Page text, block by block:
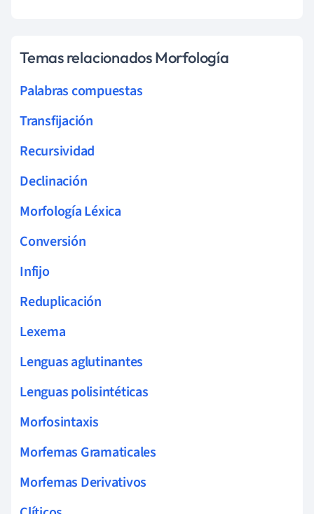
Temas relacionados Morfología
Palabras compuestas
Transfijación
Recursividad
Declinación
Morfología Léxica
Conversión
Infijo
Reduplicación
Lexema
Lenguas aglutinantes
Lenguas polisintéticas
Morfosintaxis
Morfemas Gramaticales
Morfemas Derivativos